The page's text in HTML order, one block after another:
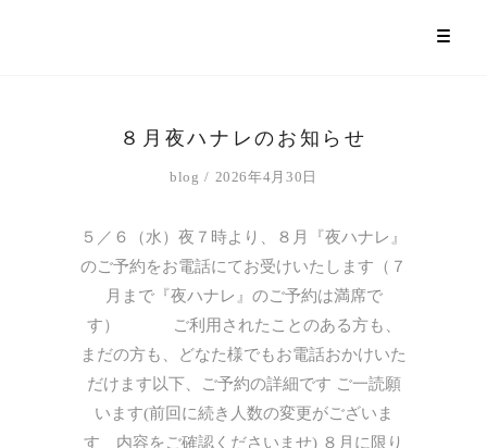
８月夜ハナレのお知らせ
blog 2026年4月30日
５／６（水）夜７時より、８月『夜ハナレ』
のご予約をお電話にてお受けいたします（７
月まで『夜ハナレ』のご予約は満席で
す） ご利用されたことのある方も、
まだの方も、どなた様でもお電話おかけいた
だけます以下、ご予約の詳細です ご一読願
います(前回に続き人数の変更がございま
す 内容をご確認くださいませ) ８月に限り